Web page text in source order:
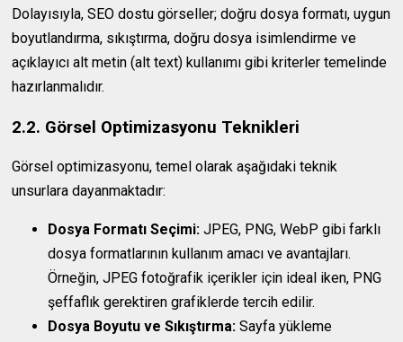
Dolayısıyla, SEO dostu görseller; doğru dosya formatı, uygun
boyutlandırma, sıkıştırma, doğru dosya isimlendirme ve
açıklayıcı alt metin (alt text) kullanımı gibi kriterler temelinde
hazırlanmalıdır.
2.2. Görsel Optimizasyonu Teknikleri
Görsel optimizasyonu, temel olarak aşağıdaki teknik
unsurlara dayanmaktadır:
Dosya Formatı Seçimi: JPEG, PNG, WebP gibi farklı
dosya formatlarının kullanım amacı ve avantajları.
Örneğin, JPEG fotoğrafik içerikler için ideal iken, PNG
şeffaflık gerektiren grafiklerde tercih edilir.
Dosya Boyutu ve Sıkıştırma: Sayfa yükleme